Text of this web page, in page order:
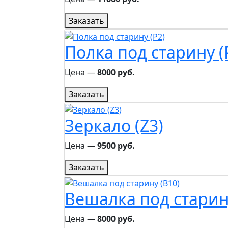
Заказать
Полка под старину
Цена ―8000 руб.
Заказать
Зеркало (Z3)
Цена ―9500 руб.
Заказать
Вешалка под
Цена ―8000 руб.